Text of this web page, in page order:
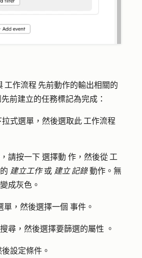
工作流程 先前動作的輸出相關的
前建立的任務標記為完成：
拉式選單，然後選取此 工作流程
請按一下 選擇動 作，然後從 工
建立工作或 建立 記錄動作。無
成灰色。
單，然後選擇一個 事件 。
尋，然後選擇要篩選的屬性 。
後設定條件。